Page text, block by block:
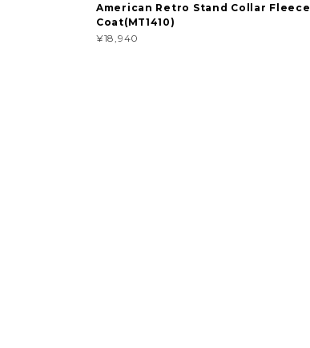
American Retro Stand Collar Fleece
Coat(MT1410)
¥18,940